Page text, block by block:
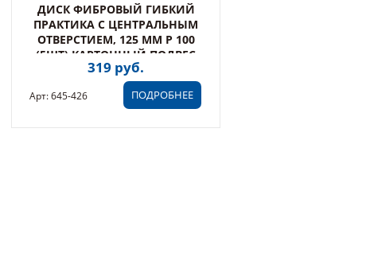
ДИСК ФИБРОВЫЙ ГИБКИЙ
ПРАКТИКА С ЦЕНТРАЛЬНЫМ
ОТВЕРСТИЕМ, 125 ММ P 100
(5ШТ) КАРТОННЫЙ ПОДВЕС
319 руб.
ПОДРОБНЕЕ
Арт: 645-426